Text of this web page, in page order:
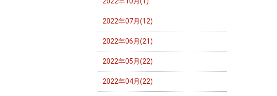
2022年07月(12)
2022年06月(21)
2022年05月(22)
2022年04月(22)